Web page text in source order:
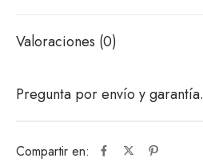
Compartir en:
Valoraciones (0)
Pregunta por envío y garantía.